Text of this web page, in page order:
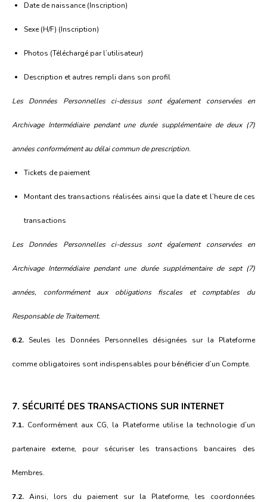
Date de naissance (Inscription)
Sexe (H/F) (Inscription)
Photos (Téléchargé par l’utilisateur)
Description et autres rempli dans son profil
Les Données Personnelles ci-dessus sont également conservées en
Archivage Intermédiaire pendant une durée supplémentaire de deux (7)
années conformément au délai commun de prescription.
Tickets de paiement
Montant des transactions réalisées ainsi que la date et l’heure de ces
transactions
Les Données Personnelles ci-dessus sont également conservées en
Archivage Intermédiaire pendant une durée supplémentaire de sept (7)
années, conformément aux obligations fiscales et comptables du
Responsable de Traitement.
6.2. Seules les Données Personnelles désignées sur la Plateforme
comme obligatoires sont indispensables pour bénéficier d’un Compte.
7. SÉCURITÉ DES TRANSACTIONS SUR INTERNET
7.1. Conformément aux CG, la Plateforme utilise la technologie d’un
partenaire externe, pour sécuriser les transactions bancaires des
Membres.
7.2. Ainsi, lors du paiement sur la Plateforme, les coordonnées